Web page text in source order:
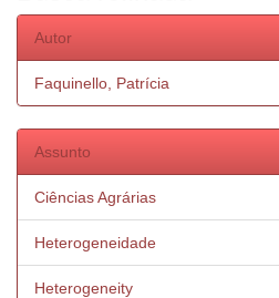
Autor
Faquinello, Patrícia
Assunto
Ciências Agrárias
Heterogeneidade
Heterogeneity